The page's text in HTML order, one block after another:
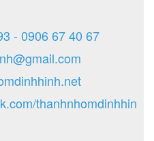
- 0906 67 40 67